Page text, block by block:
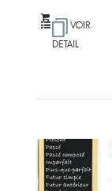
VOIR
DETAIL